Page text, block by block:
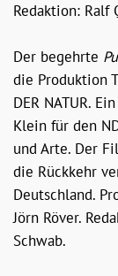
Redaktion: Ralf
Der begehrte
die Produktion
DER NATUR.
Klein für den
und Arte. Der
die Rückkehr
Deutschland.
Jörn Röver.
Schwab.